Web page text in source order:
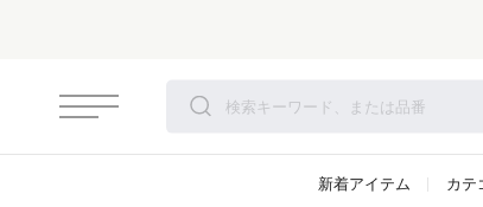
新着アイテム カテ